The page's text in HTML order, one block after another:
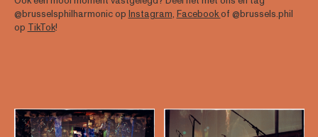
@brusselsphilharmonic op Instagram, Facebookof @brussels.phil
op TikTok!